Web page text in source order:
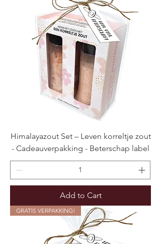
Himalayazout Set – Leven korreltje zout
- Cadeauverpakking - Beterschap label
Add to Cart
GRATIS VERPAKKING!